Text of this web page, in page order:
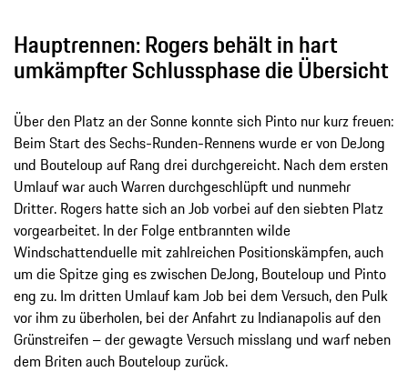
Hauptrennen: Rogers behält in hart
umkämpfter Schlussphase die Übersicht
Über den Platz an der Sonne konnte sich Pinto nur kurz freuen:
Beim Start des Sechs-Runden-Rennens wurde er von DeJong
und Bouteloup auf Rang drei durchgereicht. Nach dem ersten
Umlauf war auch Warren durchgeschlüpft und nunmehr
Dritter. Rogers hatte sich an Job vorbei auf den siebten Platz
vorgearbeitet. In der Folge entbrannten wilde
Windschattenduelle mit zahlreichen Positionskämpfen, auch
um die Spitze ging es zwischen DeJong, Bouteloup und Pinto
eng zu. Im dritten Umlauf kam Job bei dem Versuch, den Pulk
vor ihm zu überholen, bei der Anfahrt zu Indianapolis auf den
Grünstreifen – der gewagte Versuch misslang und warf neben
dem Briten auch Bouteloup zurück.